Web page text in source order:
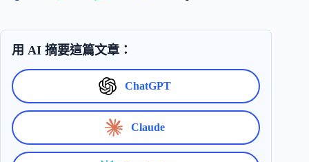
用 AI 摘要這篇文章：
ChatGPT
Claude